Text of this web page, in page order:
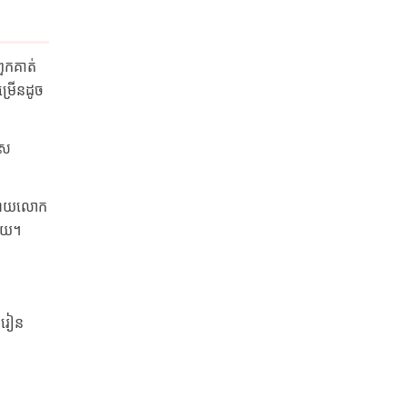
គាត់
រើនដូច
ោយលោក
។
ៀន